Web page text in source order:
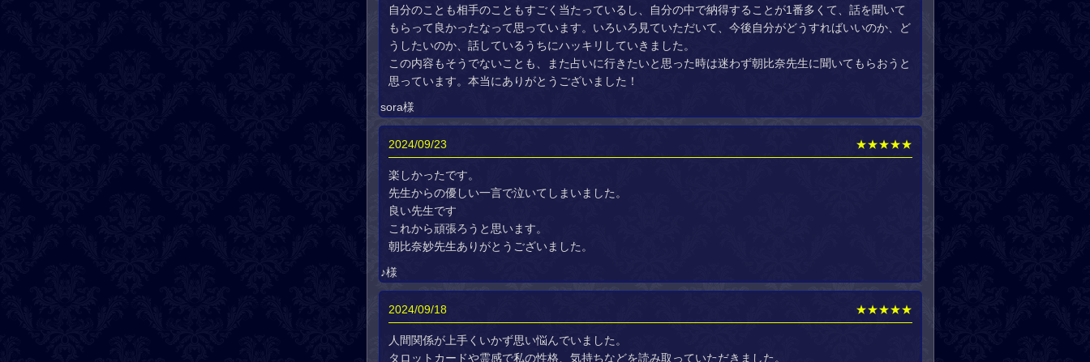
自分のことも相手のこともすごく当たっているし、自分の中で納得することが1番多くて、話を聞いて
もらって良かったなって思っています。いろいろ見ていただいて、今後自分がどうすればいいのか、ど
うしたいのか、話しているうちにハッキリしていきました。
この内容もそうでないことも、また占いに行きたいと思った時は迷わず朝比奈先生に聞いてもらおうと
思っています。本当にありがとうございました！
sora様
2024/09/23 ★★★★★
楽しかったです。
先生からの優しい一言で泣いてしまいました。
良い先生です
これから頑張ろうと思います。
朝比奈妙先生ありがとうございました。
♪様
2024/09/18 ★★★★★
人間関係が上手くいかず思い悩んでいました。
タロットカードや霊感で私の性格、気持ちなどを読み取っていただきました。